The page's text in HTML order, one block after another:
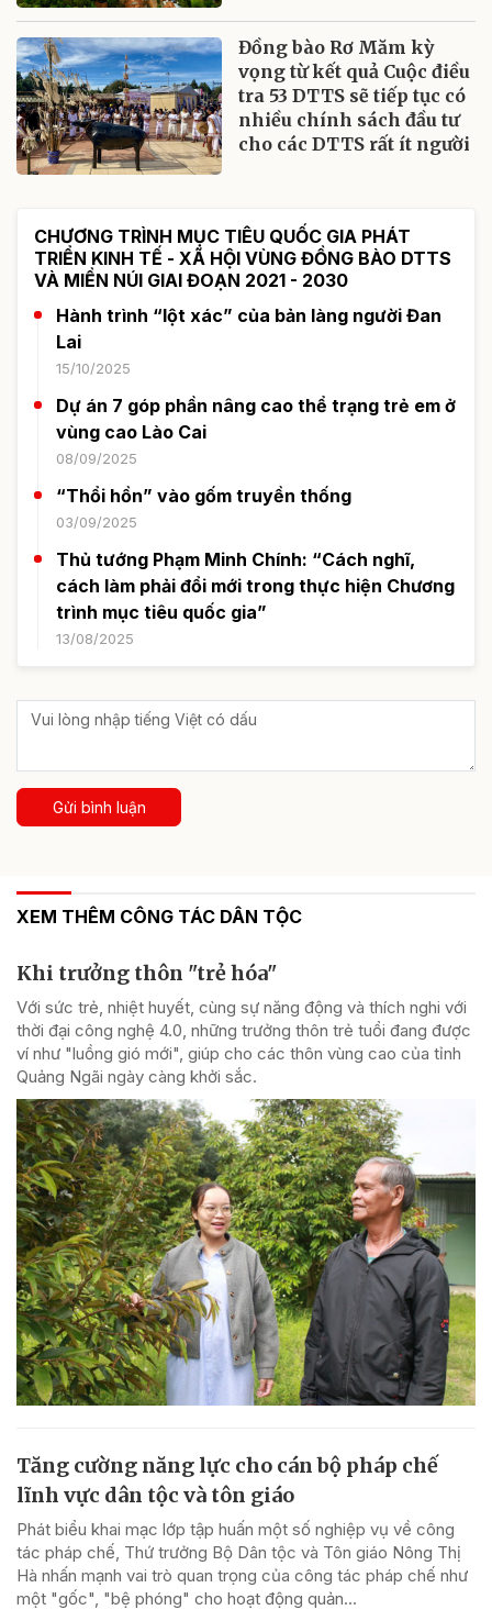
Đồng bào Rơ Măm kỳ
vọng từ kết quả Cuộc điều
tra 53 DTTS sẽ tiếp tục có
nhiều chính sách đầu tư
cho các DTTS rất ít người
CHƯƠNG TRÌNH MỤC TIÊU QUỐC GIA PHÁT
TRIỂN KINH TẾ - XÃ HỘI VÙNG ĐỒNG BÀO DTTS
VÀ MIỀN NÚI GIAI ĐOẠN 2021 - 2030
Hành trình “lột xác” của bản làng người Đan
Lai
15/10/2025
Dự án 7 góp phần nâng cao thể trạng trẻ em ở
vùng cao Lào Cai
08/09/2025
“Thổi hồn” vào gốm truyền thống
03/09/2025
Thủ tướng Phạm Minh Chính: “Cách nghĩ,
cách làm phải đổi mới trong thực hiện Chương
trình mục tiêu quốc gia”
13/08/2025
Gửi bình luận
XEM THÊM CÔNG TÁC DÂN TỘC
Khi trưởng thôn "trẻ hóa"
Với sức trẻ, nhiệt huyết, cùng sự năng động và thích nghi với
thời đại công nghệ 4.0, những trưởng thôn trẻ tuổi đang được
ví như "luồng gió mới", giúp cho các thôn vùng cao của tỉnh
Quảng Ngãi ngày càng khởi sắc.
Tăng cường năng lực cho cán bộ pháp chế
lĩnh vực dân tộc và tôn giáo
Phát biểu khai mạc lớp tập huấn một số nghiệp vụ về công
tác pháp chế, Thứ trưởng Bộ Dân tộc và Tôn giáo Nông Thị
Hà nhấn mạnh vai trò quan trọng của công tác pháp chế như
một "gốc", "bệ phóng" cho hoạt động quản...